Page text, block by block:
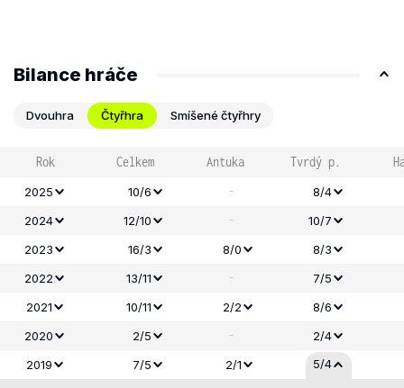
Bilance hráče
Dvouhra Čtyřhra Smíšené čtyřhry
Rok Celkem Antuka Tvrdý p.
2025 10/6 - 8/4
2024
12/10 - 10/7
2023
16/3 8/0
8/3
2022
13/11 - 7/5
2021
10/11 2/2
8/6
2020
2/5 -
2/4
2019
7/5 2/1 5/4